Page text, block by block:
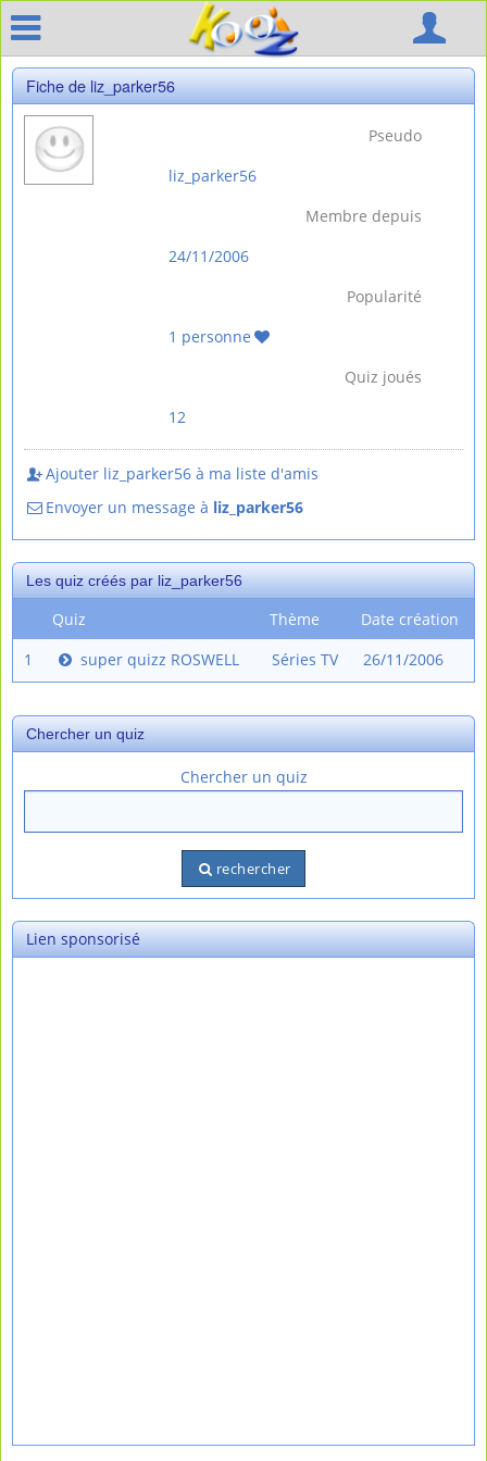
Fiche de liz_parker56
Pseudo
liz_parker56
Membre depuis
24/11/2006
Popularité
1 personne
Quiz joués
12
Ajouter liz_parker56 à ma liste d'amis
Envoyer un message à liz_parker56
Les quiz créés par liz_parker56
Quiz Thème
Date création
1
super quizz ROSWELL Séries TV 26/11/2006
Chercher un quiz
Chercher un quiz
rechercher
Lien sponsorisé